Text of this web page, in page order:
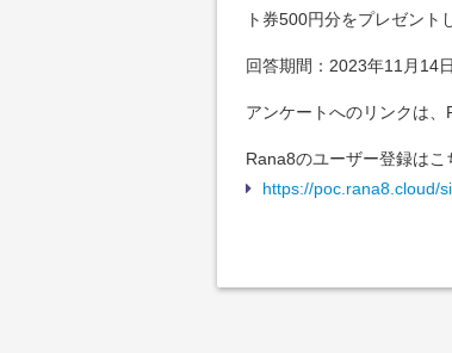
ト券500円分をプレゼント
回答期間：2023年11月14
アンケートへのリンクは、
Rana8のユーザー登録はこ
https://poc.rana8.cloud/